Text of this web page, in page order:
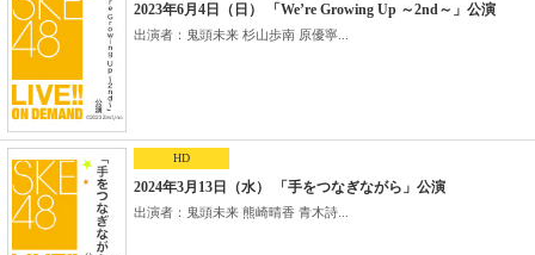
2023年6月4日（日） 「We’re Growing Up ～2nd～」公演
出演者：鬼頭未来 杉山歩南 原優寧...
HD
2024年3月13日（水） 「手をつなぎながら」公演
出演者：鬼頭未来 熊崎晴香 青木詩...